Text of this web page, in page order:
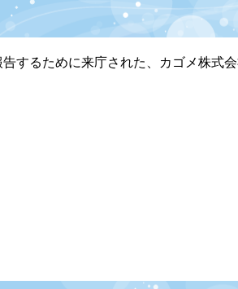
するために来庁された、カゴメ株式